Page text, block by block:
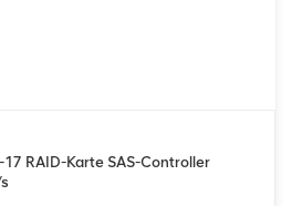
RAID-Karte SAS-Controller